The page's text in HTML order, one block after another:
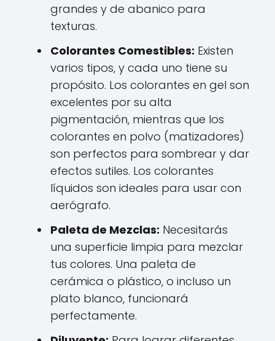
grandes y de abanico para
texturas.
Colorantes Comestibles: Existen
varios tipos, y cada uno tiene su
propósito. Los colorantes en gel son
excelentes por su alta
pigmentación, mientras que los
colorantes en polvo (matizadores)
son perfectos para sombrear y dar
efectos sutiles. Los colorantes
líquidos son ideales para usar con
aerógrafo.
Paleta de Mezclas: Necesitarás
una superficie limpia para mezclar
tus colores. Una paleta de
cerámica o plástico, o incluso un
plato blanco, funcionará
perfectamente.